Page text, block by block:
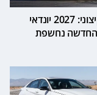
בעיצוב קיצוני: 2027 יונדאי
נחשפת